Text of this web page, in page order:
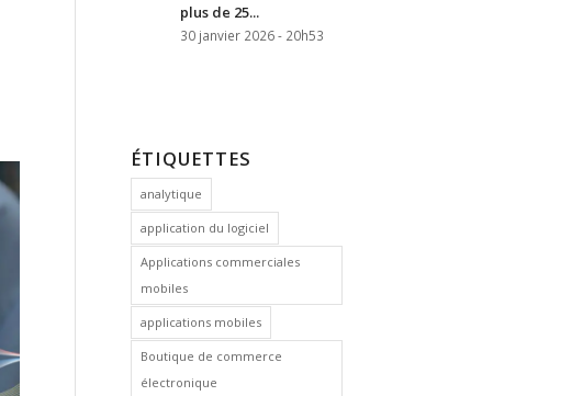
plus de 25...
30 janvier 2026 - 20h53
ÉTIQUETTES
analytique
application du logiciel
Applications commerciales
mobiles
applications mobiles
Boutique de commerce
électronique